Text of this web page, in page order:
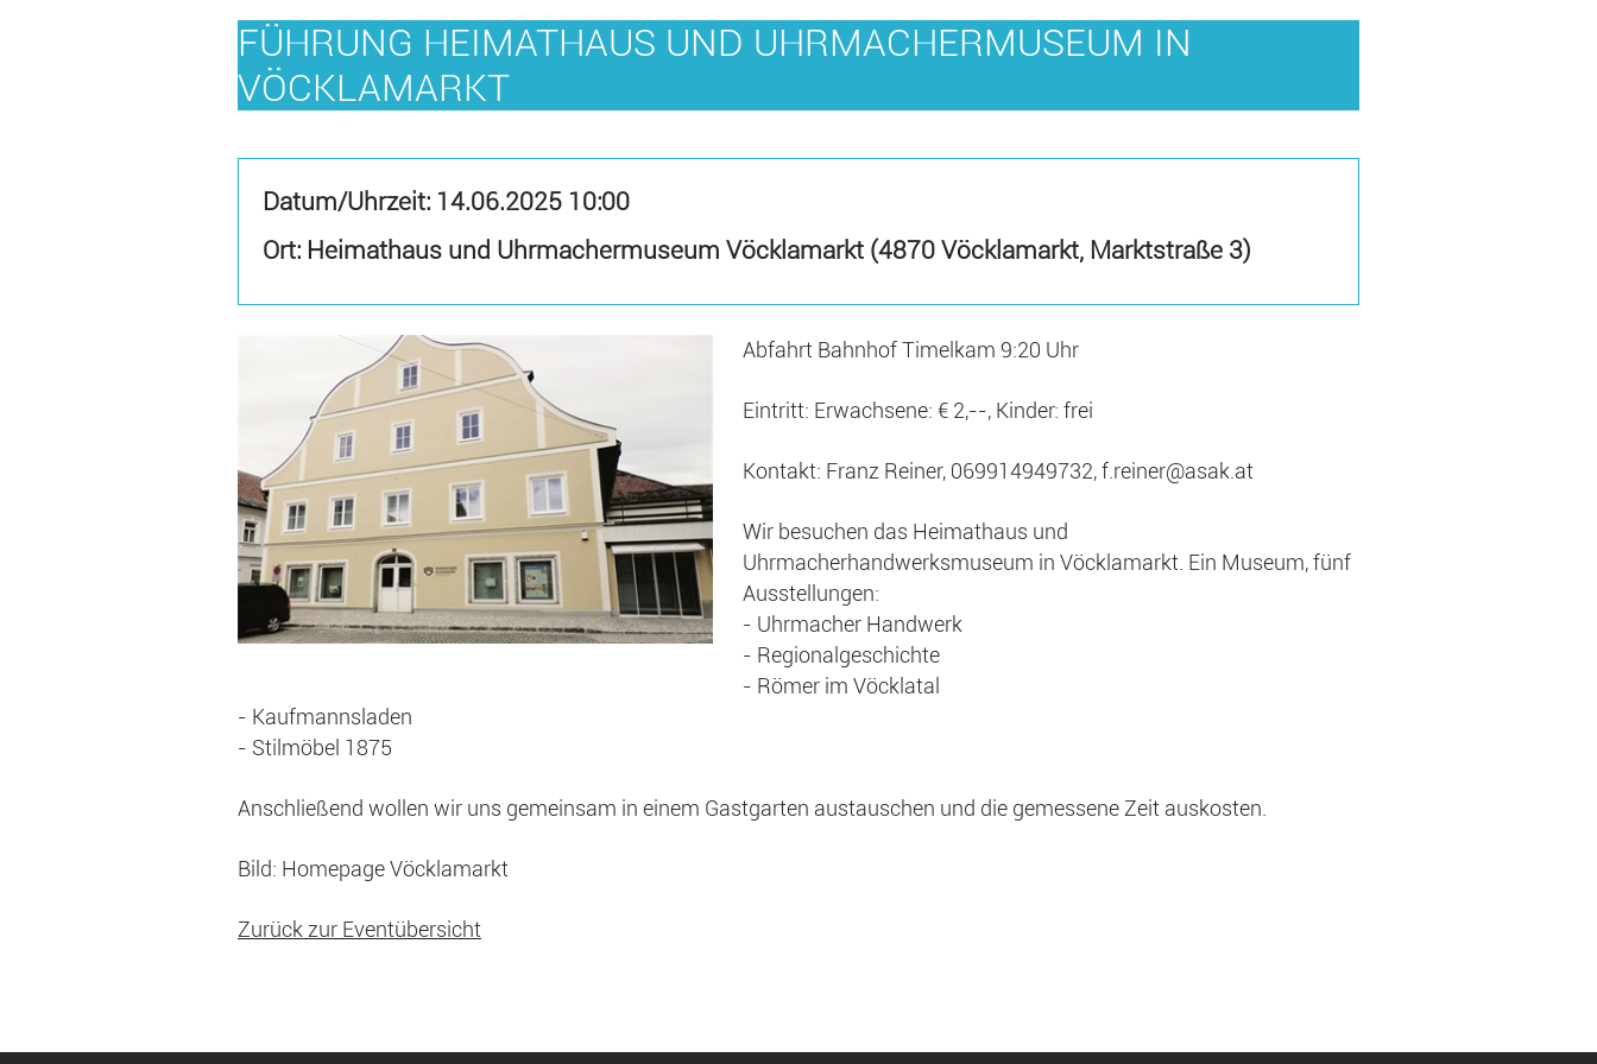
FÜHRUNG HEIMATHAUS UND UHRMACHERMUSEUM IN
VÖCKLAMARKT
Datum/Uhrzeit: 14.06.2025 10:00
Ort: Heimathaus und Uhrmachermuseum Vöcklamarkt (4870 Vöcklamarkt, Marktstraße 3)
Abfahrt Bahnhof Timelkam 9:20 Uhr
Eintritt: Erwachsene: € 2,--, Kinder: frei
Kontakt: Franz Reiner, 069914949732, f.reiner@asak.at
Wir besuchen das Heimathaus und
Uhrmacherhandwerksmuseum in Vöcklamarkt. Ein Museum, fünf
Ausstellungen:
- Uhrmacher Handwerk
- Regionalgeschichte
- Römer im Vöcklatal
- Kaufmannsladen
- Stilmöbel 1875
Anschließend wollen wir uns gemeinsam in einem Gastgarten austauschen und die gemessene Zeit auskosten.
Bild: Homepage Vöcklamarkt
Zurück zur Eventübersicht